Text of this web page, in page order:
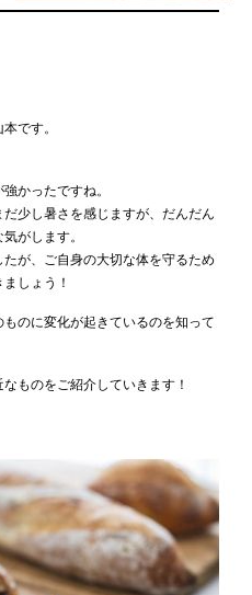
です。
かったですね。
少し暑さを感じますが、だんだん
がします。
が、ご自身の大切な体を守るため
しょう！
のに変化が起きているのを知って
ものをご紹介していきます！